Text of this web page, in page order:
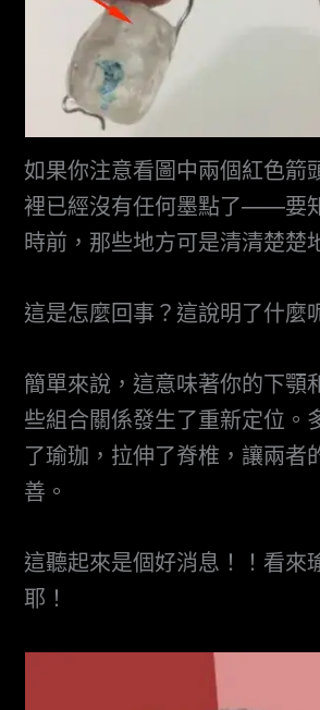
如果你注意看圖中兩個紅色箭
裡已經沒有任何墨點了——要
時前，那些地方可是清清楚楚
這是怎麼回事？這說明了什麼
簡單來說，這意味著你的下顎
些組合關係發生了重新定位。
了瑜珈，拉伸了脊椎，讓兩者
善。
這聽起來是個好消息！！看來
耶！